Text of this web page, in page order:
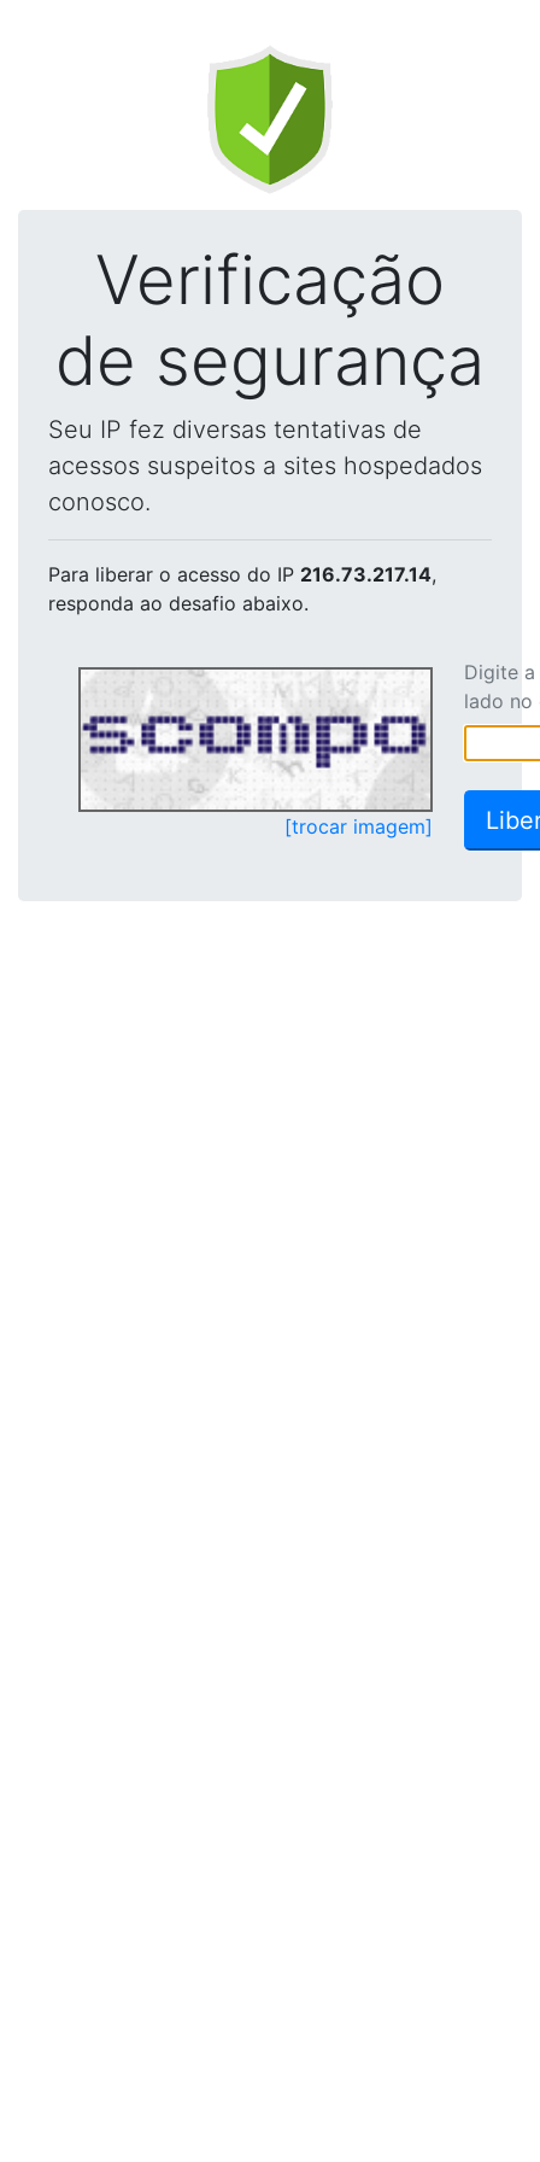
Verificação
de segurança
Seu IP fez diversas tentativas de
acessos suspeitos a sites hospedados
conosco.
Para liberar o acesso do IP 216.73.217.14,
responda ao desafio abaixo.
[trocar imagem]
Digite
lado no